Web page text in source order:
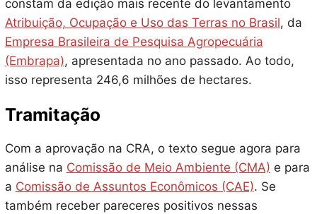
constam da edição mais recente do levantamento
Atribuição, Ocupação e Uso das Terras no Brasil, da
Empresa Brasileira de Pesquisa Agropecuária
(Embrapa), apresentada no ano passado. Ao todo,
isso representa 246,6 milhões de hectares.
Tramitação
Com a aprovação na CRA, o texto segue agora para
análise na Comissão de Meio Ambiente (CMA) e para
a Comissão de Assuntos Econômicos (CAE). Se
também receber pareceres positivos nessas